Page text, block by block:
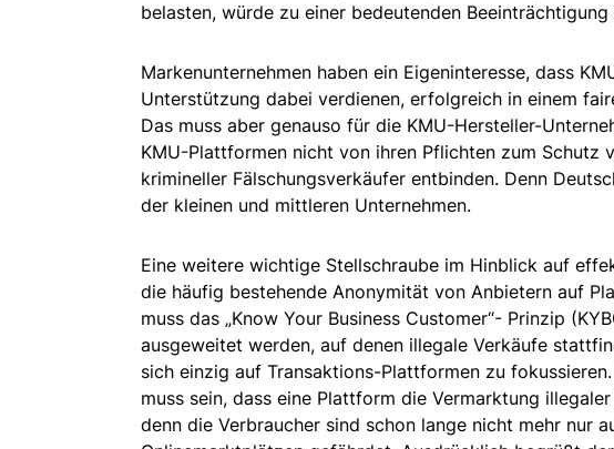
belasten, würde zu einer bedeutenden
Markenunternehmen haben ein Eigeninteresse, dass
Unterstützung dabei verdienen, erfolgreich in einem
Das muss aber genauso für die KMU-Hersteller-
KMU-Plattformen nicht von ihren Pflichten zum Schutz
krimineller Fälschungsverkäufer entbinden. Denn
der kleinen und mittleren Unternehmen.
Eine weitere wichtige Stellschraube im Hinblick auf
die häufig bestehende Anonymität von Anbietern auf
muss das „Know Your Business Customer“- Prinzip
ausgeweitet werden, auf denen illegale Verkäufe
sich einzig auf Transaktions-Plattformen zu
muss sein, dass eine Plattform die Vermarktung
denn die Verbraucher sind schon lange nicht mehr nur